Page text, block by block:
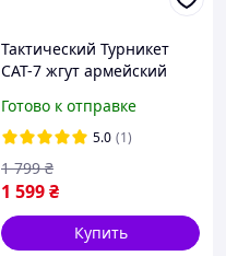
Тактический Турникет
CAT-7 жгут армейский
Готово к отправке
5.0 (1)
1 599₴
1 799 ₴
Купить